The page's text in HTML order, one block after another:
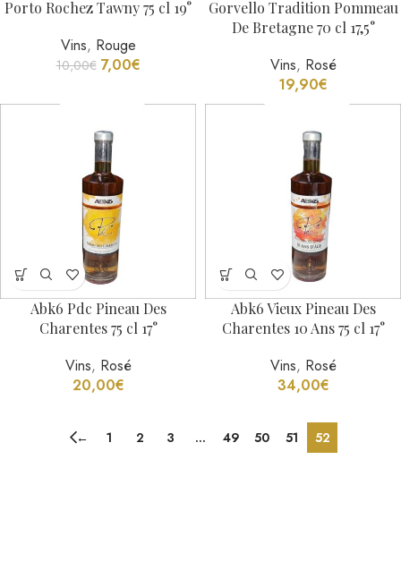
Porto Rochez Tawny 75 cl 19°
Vins, Rouge
10,00€ 7,00€
Gorvello Tradition Pommeau
De Bretagne 70 cl 17,5°
Vins, Rosé
19,90€
Abk6 Pdc Pineau Des
Charentes 75 cl 17°
Vins, Rosé
20,00€
Abk6 Vieux Pineau Des
Charentes 10 Ans 75 cl 17°
Vins, Rosé
34,00€
← 1 2 3 … 49 50 51 52